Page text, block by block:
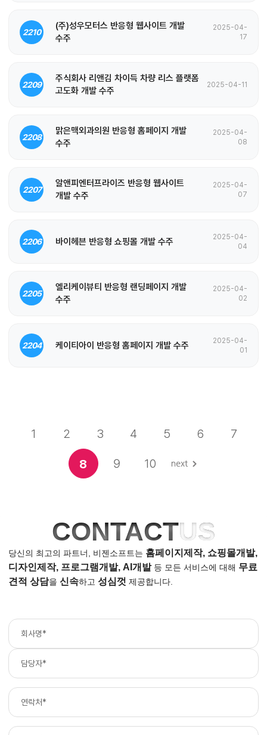
2210
(주)성우모터스 반응형 웹사이트 개발
수주
2025-04-
17
2209
주식회사 리앤김 차이득 차량 리스 플랫폼
고도화 개발 수주
2025-04-11
2208
맑은맥외과의원 반응형 홈페이지 개발
수주
2025-04-
08
2207
알앤피엔터프라이즈 반응형 웹사이트
개발 수주
2025-04-
07
2206 바이헤븐 반응형 쇼핑몰 개발 수주
2025-04-
04
2205
엘리케이뷰티 반응형 랜딩페이지 개발
수주
2025-04-
02
2204 케이티아이 반응형 홈페이지 개발 수주
2025-04-
01
1 2 3 4 5 6 7
8 9 10
CONTACTUS
당신의 최고의 파트너, 비젠소프트는 홈페이지제작, 쇼핑몰개발,
디자인제작, 프로그램개발, AI개발등 모든 서비스에 대해 무료
견적 상담을 신속하고 성심껏 제공합니다.